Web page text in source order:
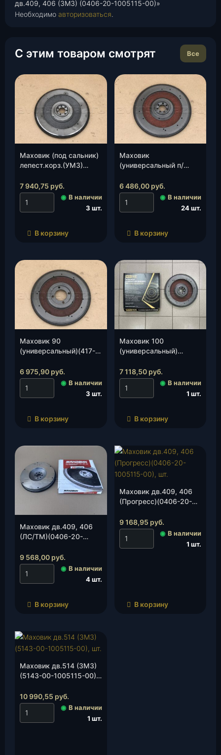
дв.409, 406 (ЗМЗ) (0406-20-1005115-00)»
Необходимо авторизоваться.
С этим товаром смотрят Все
Маховик (под сальник)
лепест.корз.(УМЗ)
7 940,75 руб.
◉ В наличии
3 шт.
В корзину
Маховик
(универсальный п/
20)(ТЕХНОМИР), шт.
6 486,00 руб.
◉ В наличии
24 шт.
В корзину
Маховик 90
(универсальный)(417-
шт.
6 975,90 руб.
◉ В наличии
3 шт.
В корзину
Маховик 100
(универсальный)
1005115-20)(810012),
шт.
7 118,50 руб.
◉ В наличии
1 шт.
В корзину
Маховик дв.409, 406
(ЛС/ТМ)(0406-20-
9 568,00 руб.
◉ В наличии
4 шт.
В корзину
Маховик дв.409, 406
(Прогресс)(0406-20-
9 168,95 руб.
◉ В наличии
1 шт.
В корзину
Маховик дв.514 (ЗМЗ)
(5143-00-1005115-00),
10 990,55 руб.
◉ В наличии
1 шт.